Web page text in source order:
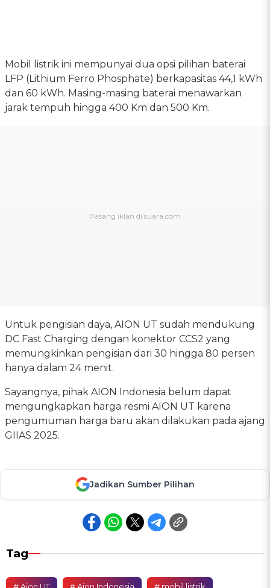
Mobil listrik ini mempunyai dua opsi pilihan baterai
LFP (Lithium Ferro Phosphate) berkapasitas 44,1 kWh
dan 60 kWh. Masing-masing baterai menawarkan
jarak tempuh hingga 400 Km dan 500 Km.
Untuk pengisian daya, AION UT sudah mendukung
DC Fast Charging dengan konektor CCS2 yang
memungkinkan pengisian dari 30 hingga 80 persen
hanya dalam 24 menit.
Sayangnya, pihak AION Indonesia belum dapat
mengungkapkan harga resmi AION UT karena
pengumuman harga baru akan dilakukan pada ajang
GIIAS 2025.
Jadikan Sumber Pilihan
Tag